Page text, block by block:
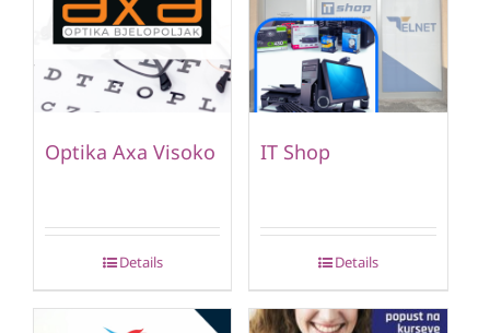
Optika Axa Visoko
Details
IT Shop
Details